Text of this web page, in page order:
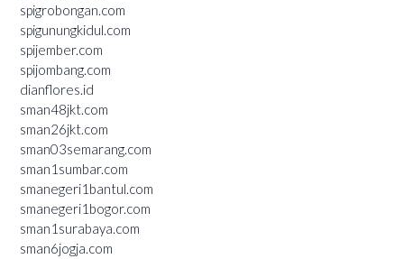
spigrobongan.com
spigunungkidul.com
spijember.com
spijombang.com
dianflores.id
sman48jkt.com
sman26jkt.com
sman03semarang.com
sman1sumbar.com
smanegeri1bantul.com
smanegeri1bogor.com
sman1surabaya.com
sman6jogja.com